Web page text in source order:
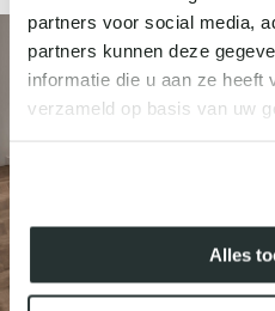
partners voor social media,
partners kunnen deze
informatie die u aan ze heeft
verzameld op basis van uw
Alles